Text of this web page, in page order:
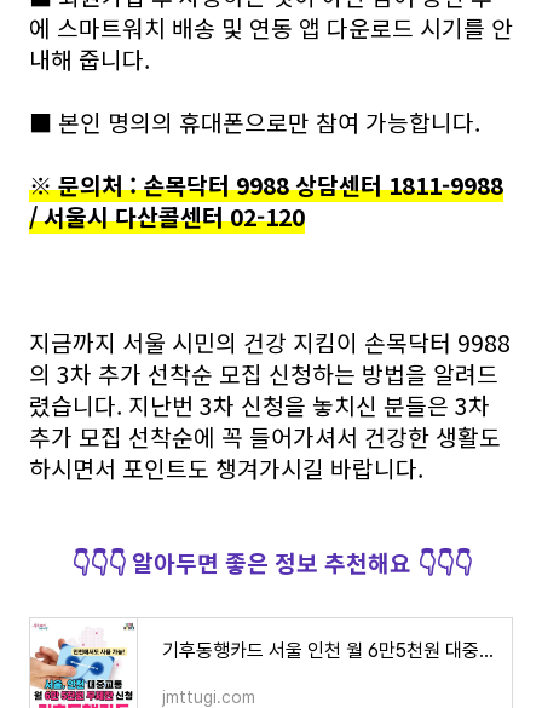
에 스마트워치 배송 및 연동 앱 다운로드 시기를 안
내해 줍니다.
■ 본인 명의의 휴대폰으로만 참여 가능합니다.
※ 문의처 : 손목닥터 9988 상담센터 1811-9988
/ 서울시 다산콜센터 02-120
지금까지 서울 시민의 건강 지킴이 손목닥터 9988
의 3차 추가 선착순 모집 신청하는 방법을 알려드
렸습니다. 지난번 3차 신청을 놓치신 분들은 3차
추가 모집 선착순에 꼭 들어가셔서 건강한 생활도
하시면서 포인트도 챙겨가시길 바랍니다.
👇👇👇 알아두면 좋은 정보 추천해요 👇👇👇
기후동행카드 서울 인천 월 6만5천원 대중교통 무제한 신청방법
jmttugi.com